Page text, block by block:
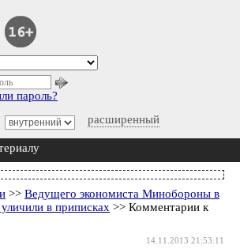
расширенный
пароль?
>> Ведущего экономиста Минобороны в
в приписках >> Комментарии к
14.11.2013 21:53:11